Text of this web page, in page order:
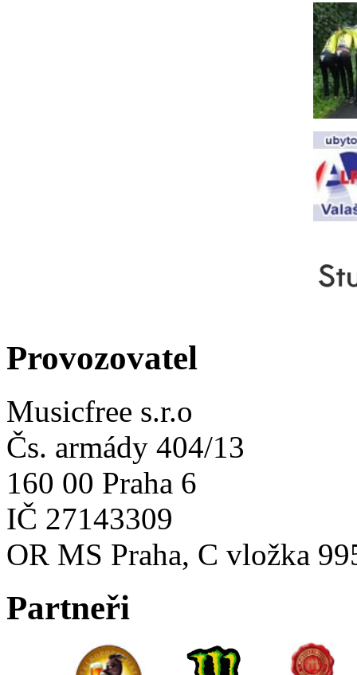
Provozovatel
Musicfree s.r.o
Čs. armády 404/13
160 00 Praha 6
IČ 27143309
OR MS Praha, C vložka
Partneři